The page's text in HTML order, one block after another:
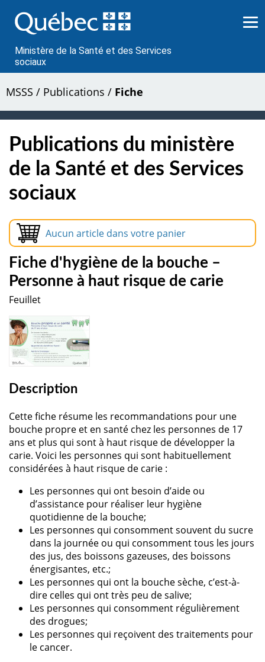
au
contenu
Ministère de la Santé et des Services
sociaux
MSSS / Publications / Fiche
Publications du ministère
de la Santé et des Services
sociaux
Aucun article dans votre panier
Fiche d'hygiène de la bouche –
Personne à haut risque de carie
Feuillet
Description
Cette fiche résume les recommandations pour une
bouche propre et en santé chez les personnes de 17
ans et plus qui sont à haut risque de développer la
carie. Voici les personnes qui sont habituellement
considérées à haut risque de carie :
Les personnes qui ont besoin d’aide ou
d’assistance pour réaliser leur hygiène
quotidienne de la bouche;
Les personnes qui consomment souvent du sucre
dans la journée ou qui consomment tous les jours
des jus, des boissons gazeuses, des boissons
énergisantes, etc.;
Les personnes qui ont la bouche sèche, c’est-à-
dire celles qui ont très peu de salive;
Les personnes qui consomment régulièrement
des drogues;
Les personnes qui reçoivent des traitements pour
le cancer.